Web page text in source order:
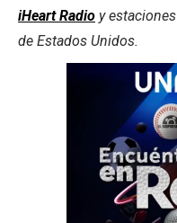
iHeart Radio y
de Estados Unidos.